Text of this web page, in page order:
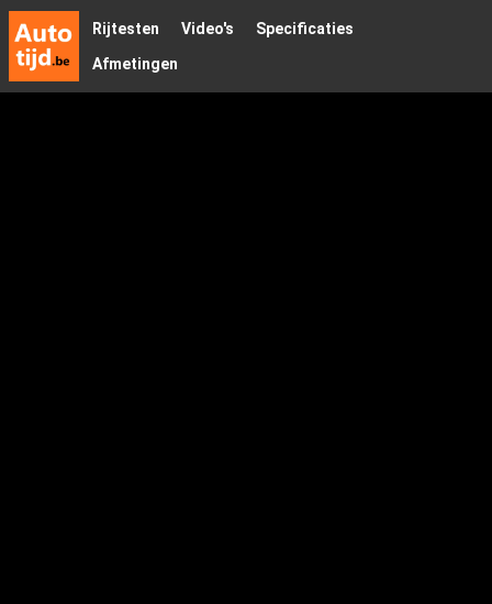
Rijtesten Video's
Specificaties
Afmetingen